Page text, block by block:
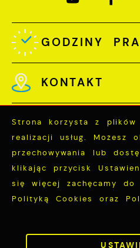
GODZINY
KONTAKT
Odwiedzin:
Strona korzysta z
realizacji usług. Możesz
przechowywania lub
klikając przycisk
się więcej zachęcamy do
Polityką Cookies oraz
ZAPISZ